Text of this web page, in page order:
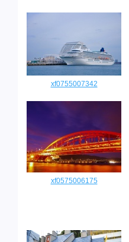
xf0755007342
xf0575006175